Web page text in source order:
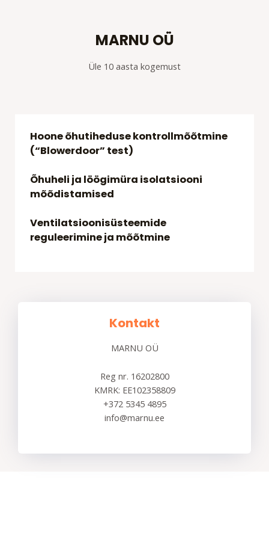
MARNU OÜ
Üle 10 aasta kogemust
Hoone õhutiheduse kontrollmõõtmine
(“Blowerdoor” test)
Õhuheli ja löögimüra isolatsiooni
mõõdistamised
Ventilatsioonisüsteemide
reguleerimine ja mõõtmine
Kontakt
MARNU OÜ
Reg nr. 16202800
KMRK: EE102358809
+372 5345 4895
info@marnu.ee